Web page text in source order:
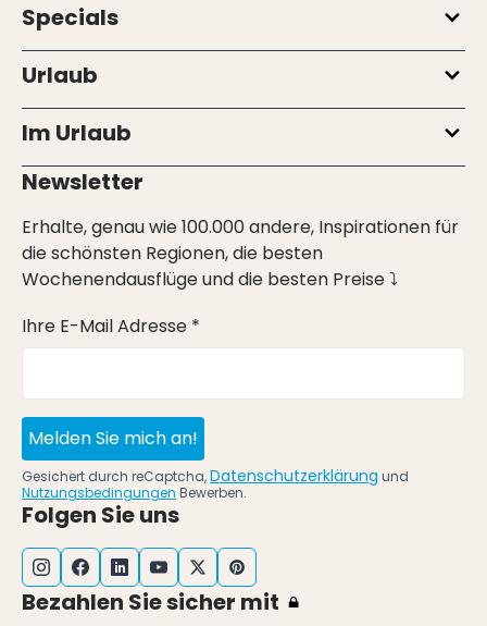
Specials
Urlaub
Im Urlaub
Newsletter
Erhalte, genau wie 100.000 andere, Inspirationen für
die schönsten Regionen, die besten
Wochenendausflüge und die besten Preise ⤵
Ihre E-Mail Adresse *
Melden Sie mich an!
Gesichert durch reCaptcha,Datenschutzerklärung und
Nutzungsbedingungen Bewerben.
Folgen Sie uns
Bezahlen Sie sicher mit